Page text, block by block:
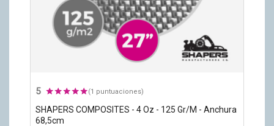
5 (1 puntuaciones)
SHAPERS COMPOSITES - 4 Oz - 125 Gr/m - Anchura
68,5cm